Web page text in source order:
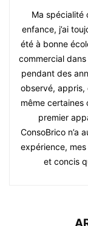
Ma spécialité
enfance, j’ai
été à bonne
commercial
pendant des
observé, appris,
même certaines
premier
ConsoBrico n’a
expérience,
et concis